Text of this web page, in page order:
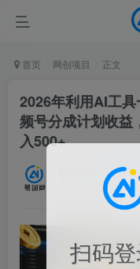
首页 网创项目 正文
2026年利用AI工
频号分成计划收益
入500+
1个月前发布
扫码